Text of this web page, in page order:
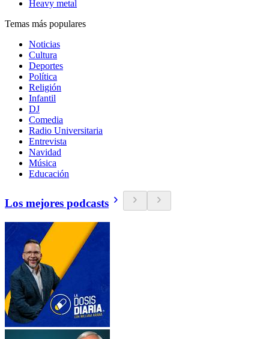
Heavy metal
Temas más populares
Noticias
Cultura
Deportes
Política
Religión
Infantil
DJ
Comedia
Radio Universitaria
Entrevista
Navidad
Música
Educación
Los mejores podcasts